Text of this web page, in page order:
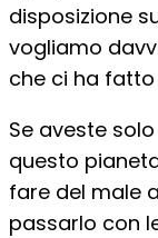
disposizione
vogliamo
che ci ha
Se aveste
questo
fare del male
passarlo con